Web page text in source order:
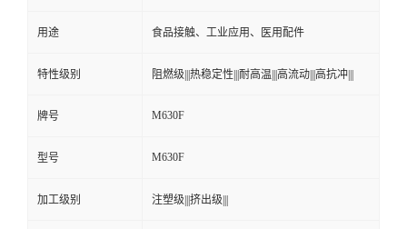
用途 食品接触、工业应用、医用配件
特性级别 阻燃级|||热稳定性|||耐高温|||高流动|||高抗冲|||
牌号 M630F
型号 M630F
加工级别 注塑级|||挤出级|||